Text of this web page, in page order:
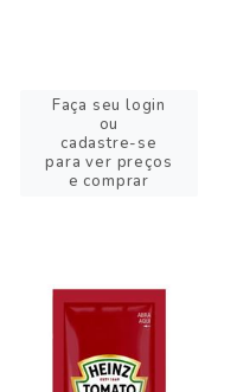
Faça seu login
ou
cadastre-se
para ver preços
e comprar